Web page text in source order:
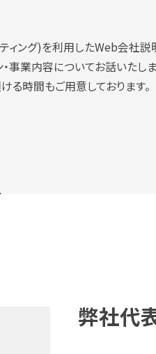
ング)を利用したWeb会社説
事業内容についてお話いたしま
時間もご用意しております。
弊社代